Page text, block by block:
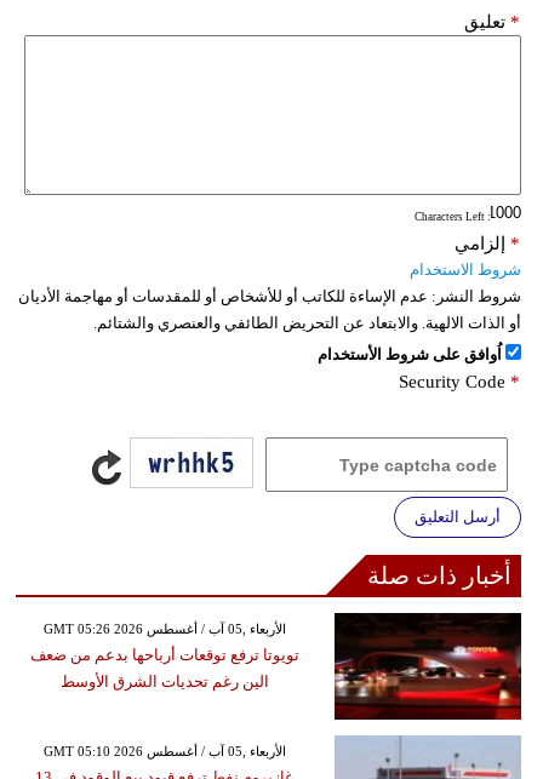
تعليق *
: Characters Left
إلزامي *
شروط الاستخدام
شروط النشر: عدم الإساءة للكاتب أو للأشخاص أو للمقدسات أو مهاجمة الأديان
أو الذات الالهية. والابتعاد عن التحريض الطائفي والعنصري والشتائم.
اُوافق على شروط الأستخدام
Security Code *
أرسل التعليق
أخبار ذات صلة
GMT 05:26 2026 الأربعاء ,05 آب / أغسطس
تويوتا ترفع توقعات أرباحها بدعم من ضعف
الين رغم تحديات الشرق الأوسط
GMT 05:10 2026 الأربعاء ,05 آب / أغسطس